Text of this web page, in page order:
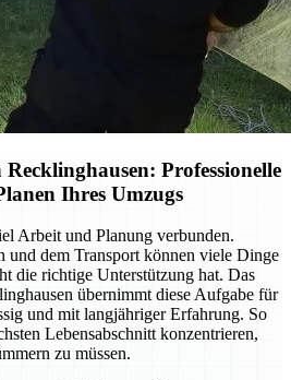
Professionelle
Ihres Umzugs
Arbeit und Planung verbunden.
und dem Transport können viele Dinge
die richtige Unterstützung hat. Das
übernimmt diese Aufgabe für
und mit langjähriger Erfahrung. So
Lebensabschnitt konzentrieren,
zu müssen.